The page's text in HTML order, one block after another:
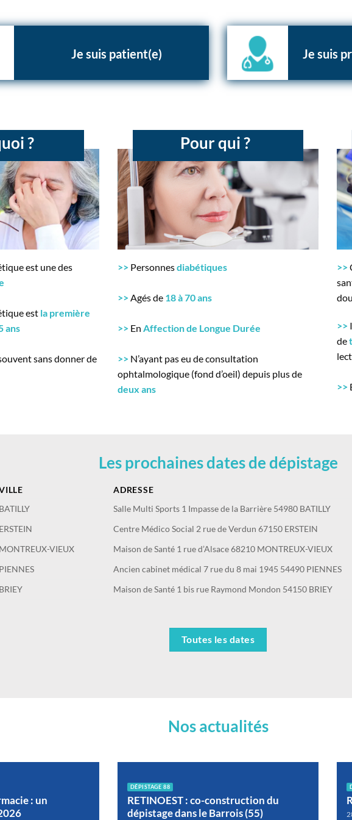
Je suis patient(e) Je suis
?
est une des
est la première
ans
sans donner de
Pour qui ?
>> Personnesdiabétiques
>>Agés de 18 à 70 ans
>> En Affection de Longue Durée
>> N’ayant pas eu de consultation
ophtalmologique (fond d’oeil) depuis plus de
deux ans
>>
>>
de
>>
Les prochaines dates de dépistage
ADRESSE
BATILLY Salle Multi Sports 1 Impasse de la Barrière 54980 BATILLY
ERSTEIN Centre Médico Social 2 rue de Verdun 67150 ERSTEIN
MONTREUX-VIEUX Maison de Santé 1 rue d’Alsace 68210 MONTREUX-VIEUX
PIENNES Ancien cabinet médical 7 rue du 8 mai 1945 54490 PIENNES
BRIEY Maison de Santé 1 bis rue Raymond Mondon 54150 BRIEY
Toutes les dates
Nos actualités
: un
DÉPISTAGE 88
RETINOEST : co-construction du
dépistage dans le Barrois (55)